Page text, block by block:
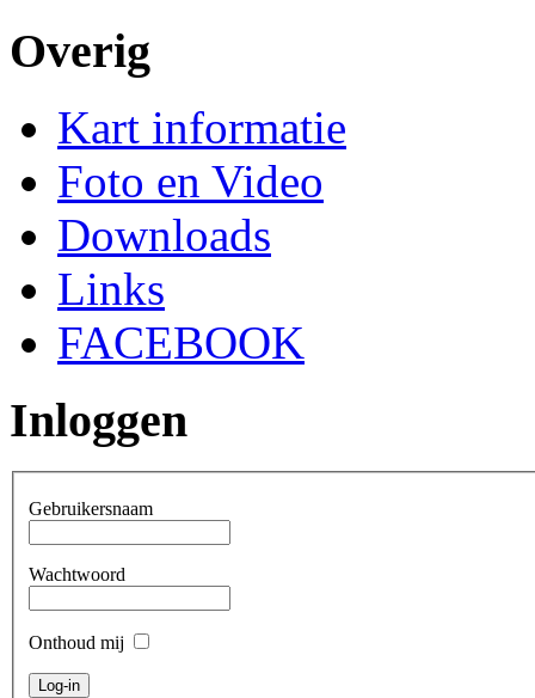
Overig
Kart informatie
Foto en Video
Downloads
Links
FACEBOOK
Inloggen
Gebruikersnaam
Wachtwoord
Onthoud mij